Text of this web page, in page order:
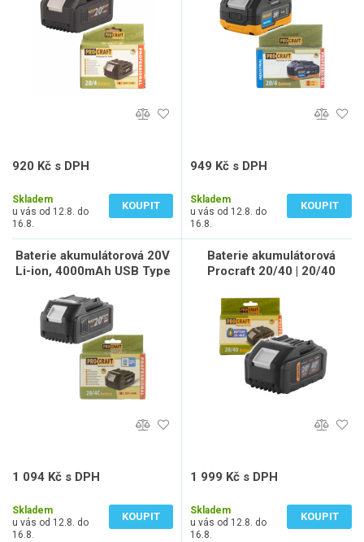
920 Kč s DPH
Skladem
u vás od 12.8. do
16.8.
KOUPIT
949 Kč s DPH
Skladem
u vás od 12.8. do
16.8.
KOUPIT
Baterie akumulátorová 20V
Li-ion, 4000mAh USB Type
1 094 Kč s DPH
Skladem
u vás od 12.8. do
16.8.
KOUPIT
Baterie akumulátorová
Procraft 20/40 | 20/40
1 999 Kč s DPH
Skladem
u vás od 12.8. do
16.8.
KOUPIT